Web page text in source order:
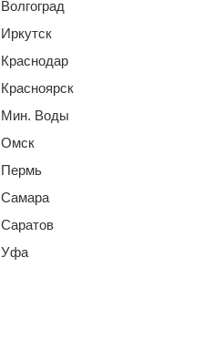
Волгоград
Иркутск
Краснодар
Красноярск
Мин. Воды
Омск
Пермь
Самара
Саратов
Уфа